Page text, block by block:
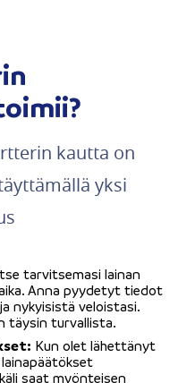
kautta on
yksi
tarvitsemasi lainan
Anna pyydetyt tiedot
nykyisistä veloistasi.
täysin turvallista.
Kun olet lähettänyt
lainapäätökset
saat myönteisen